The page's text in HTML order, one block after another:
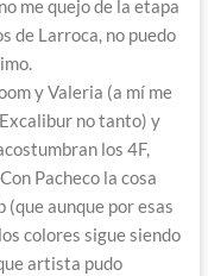
me quejo de la etapa
de Larroca, no puedo
y Valeria (a mí me
no tanto) y
los 4F,
Pacheco la cosa
(que aunque por esas
colores sigue siendo
artista pudo